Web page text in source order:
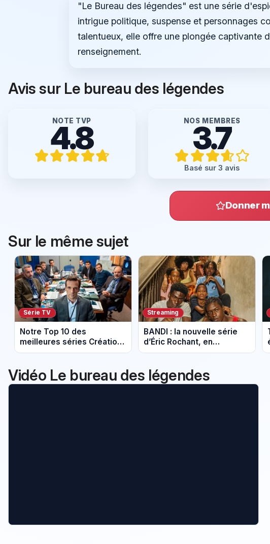
"Le Bureau des légendes" est une série
intrigue politique, suspense et personnages
talentueux, elle offre une plongée captivante
renseignement.
Avis sur Le bureau des légendes
NOTE TVP
4.8 NOS MEMBRES
3.7
Basé sur 3 avis
Donner
Sur le même sujet
Série TV
Notre Top 10 des
meilleures séries Création
Originale de Canal+ à voir
Streaming
BANDI : la nouvelle série
d’Éric Rochant, en
Martinique, arrive sur
annonce)
Vidéo Le bureau des légendes